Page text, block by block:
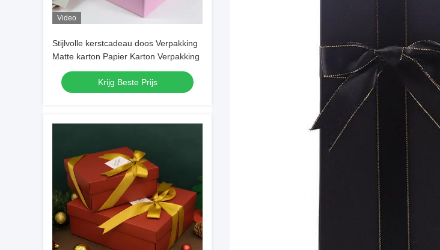
Video
Stijlvolle kerstcadeau doos Verpakking
Matte karton Papier Karton Verpakking
Krijg Beste Prijs